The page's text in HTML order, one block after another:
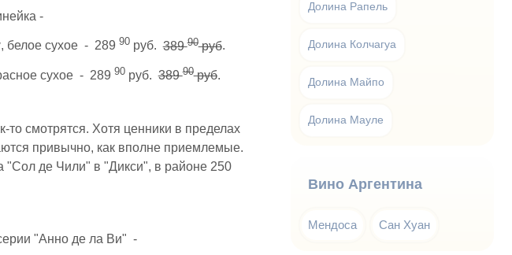
-
, белое сухое - 289 90руб.38990руб.
сухое - 289 90руб.38990руб.
смотрятся. Хотя ценники в пределах
привычно, как вполне приемлемые.
"Сол де Чили" в "Дикси", в районе 250
"Анно де ла Ви" -
Долина Рапель
Долина Колчагуа
Долина Майпо
Долина Мауле
Вино Аргентина
Мендоса Сан Хуан